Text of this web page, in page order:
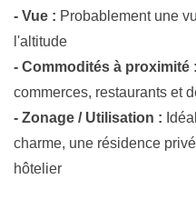
- Vue : Probablement une
l'altitude
- Commodités à proximité :
commerces, restaurants et
- Zonage / Utilisation :
charme, une résidence
hôtelier